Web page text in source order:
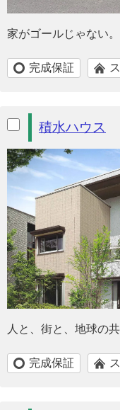
家がゴールじゃない
完成保証
積水ハウス
人と、街と、地球の
完成保証